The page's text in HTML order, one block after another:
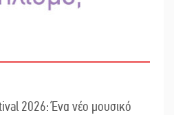
2026: Ένα νέο μουσικό